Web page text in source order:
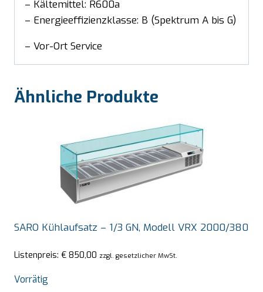
– Kältemittel: R600a
– Energieeffizienzklasse: B (Spektrum A bis G)
– Vor-Ort Service
Ähnliche Produkte
SARO Kühlaufsatz – 1/3 GN, Modell VRX 2000/380
Listenpreis: € 850,00 zzgl. gesetzlicher MwSt.
Vorrätig